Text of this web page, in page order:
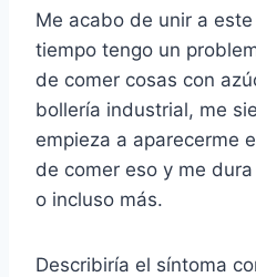
Me acabo de unir a
tiempo tengo un
de comer cosas con
bollería industrial, me
empieza a aparecerme
de comer eso y me
o incluso más.
Describiría el síntoma